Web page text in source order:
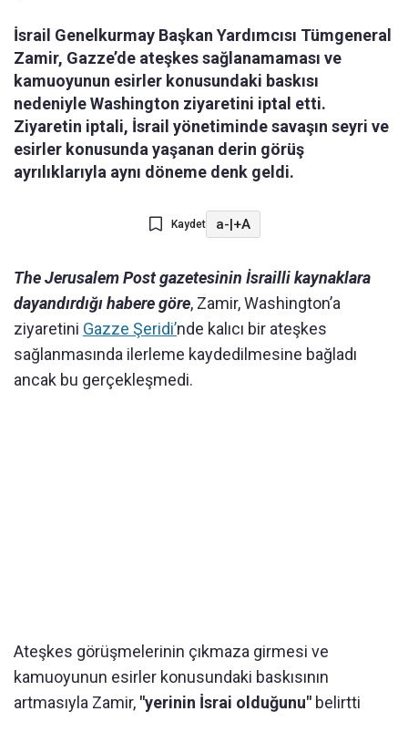
İsrail Genelkurmay Başkan Yardımcısı Tümgeneral
Zamir, Gazze’de ateşkes sağlanamaması ve
kamuoyunun esirler konusundaki baskısı
nedeniyle Washington ziyaretini iptal etti.
Ziyaretin iptali, İsrail yönetiminde savaşın seyri ve
esirler konusunda yaşanan derin görüş
ayrılıklarıyla aynı döneme denk geldi.
Kaydet a-|+A
The Jerusalem Post gazetesinin İsrailli kaynaklara
dayandırdığı habere göre, Zamir, Washington’a
ziyaretini Gazze Şeridi’nde kalıcı bir ateşkes
sağlanmasında ilerleme kaydedilmesine bağladı
ancak bu gerçekleşmedi.
Ateşkes görüşmelerinin çıkmaza girmesi ve
kamuoyunun esirler konusundaki baskısının
artmasıyla Zamir, "yerinin İsrai olduğunu" belirtti